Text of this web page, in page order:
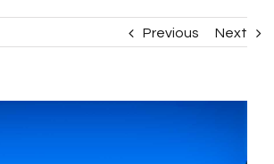
Previous Next